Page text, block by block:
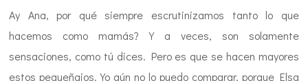
Ay Ana, por qué siempre escrutinizamos tanto lo que
hacemos como mamás? Y a veces, son solamente
sensaciones, como tú dices. Pero es que se hacen mayores
estos pequeñajos. Yo aún no lo puedo comparar, porque Elsa